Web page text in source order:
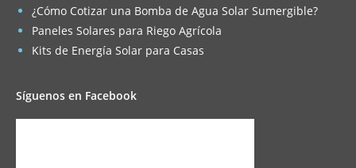
¿Cómo Cotizar una Bomba de Agua Solar Sumergible?
Paneles Solares para Riego Agrícola
Kits de Energía Solar para Casas
Síguenos en Facebook